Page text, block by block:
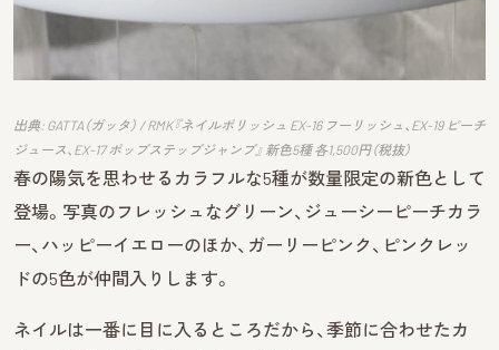
出典: GATTA（ガッタ） / RMK『ネイルポリッシュ EX-16 フーリッシュ、EX-19 ピーチ
ジュース、EX-17 ポップステップジャンプ』 新色5種 各1,500円（税抜）
春の陽気を思わせるカラフルな5種が数量限定の新色として
登場。写真のフレッシュなグリーン、ジューシーピーチカラ
ー、ハッピーイエローのほか、ガーリーピンク、ピンクレッ
ドの5色が仲間入りします。
ネイルは一番に目に入るところだから、季節に合わせたカ